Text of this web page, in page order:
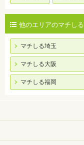
他のエリアのマチしる
マチしる埼玉
マチしる大阪
マチしる福岡